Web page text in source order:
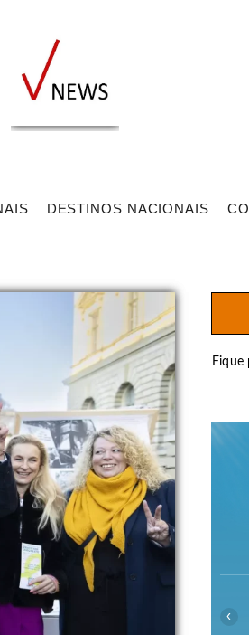
DESTINOS NACIONAIS
Fique
‹